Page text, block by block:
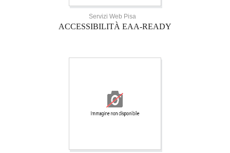
Servizi Web Pisa
ACCESSIBILITÀ EAA-READY